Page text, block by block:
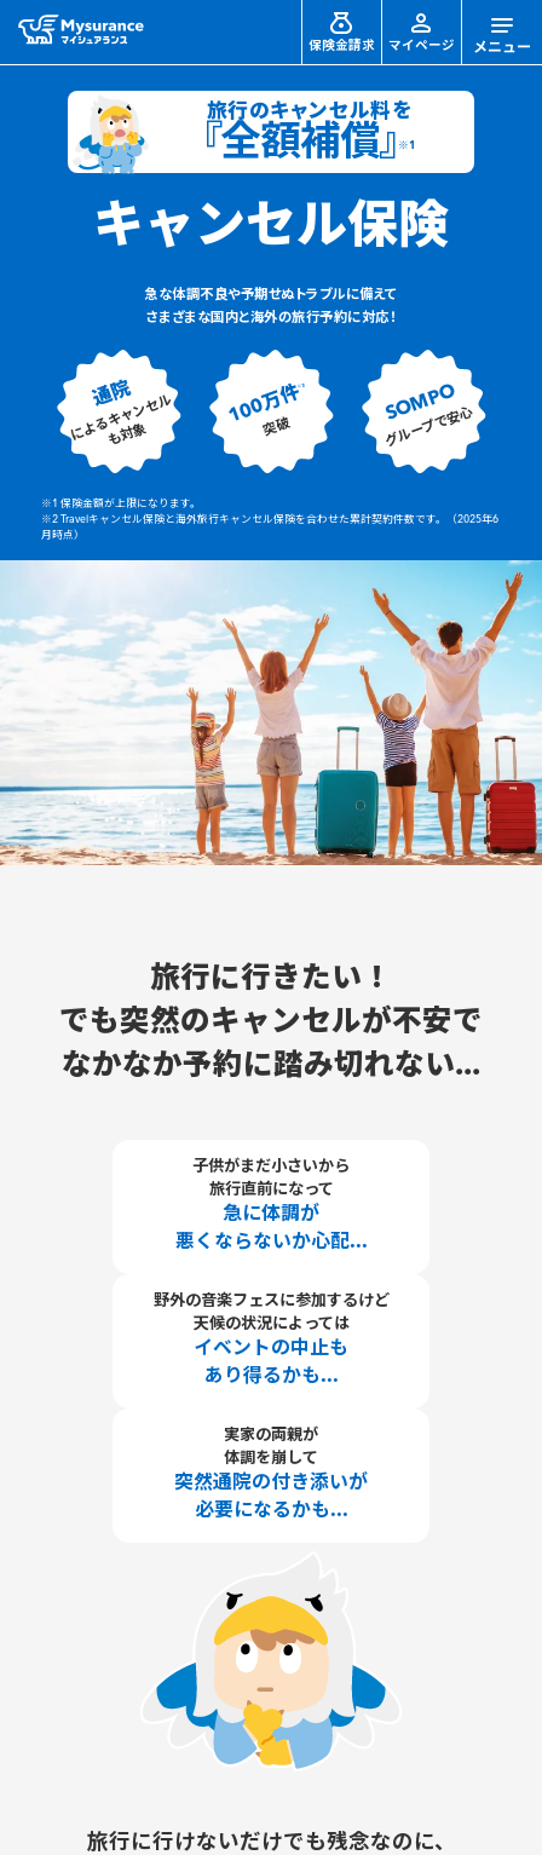
保険金請求 マイページ
旅行のキャンセル料を
『全額補償』 ※1
キャンセル保険
急な体調不良や予期せぬトラブルに備えて
さまざまな国内と海外の旅行予約に対応！
通院
によるキャンセル
も対象
100万件※2
突破
SOMPO
グループで安心
※1 保険金額が上限になります。
※2 Travelキャンセル保険と海外旅行キャンセル保険を合わせた累計契約件数です。（2025年6
月時点）
旅行に行きたい！
でも突然のキャンセルが不安で
なかなか予約に踏み切れない...
子供がまだ小さいから
旅行直前になって
急に体調が
悪くならないか心配...
野外の音楽フェスに参加するけど
天候の状況によっては
イベントの中止も
あり得るかも...
実家の両親が
体調を崩して
突然通院の付き添いが
必要になるかも...
旅行に行けないだけでも残念なのに、